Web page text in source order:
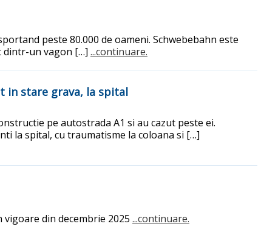
peste 80.000 de oameni. Schwebebahn este
dintr-un vagon […] ...continuare.
in stare grava, la spital
pe autostrada A1 si au cazut peste ei.
la spital, cu traumatisme la coloana si […]
vigoare din decembrie 2025 ...continuare.